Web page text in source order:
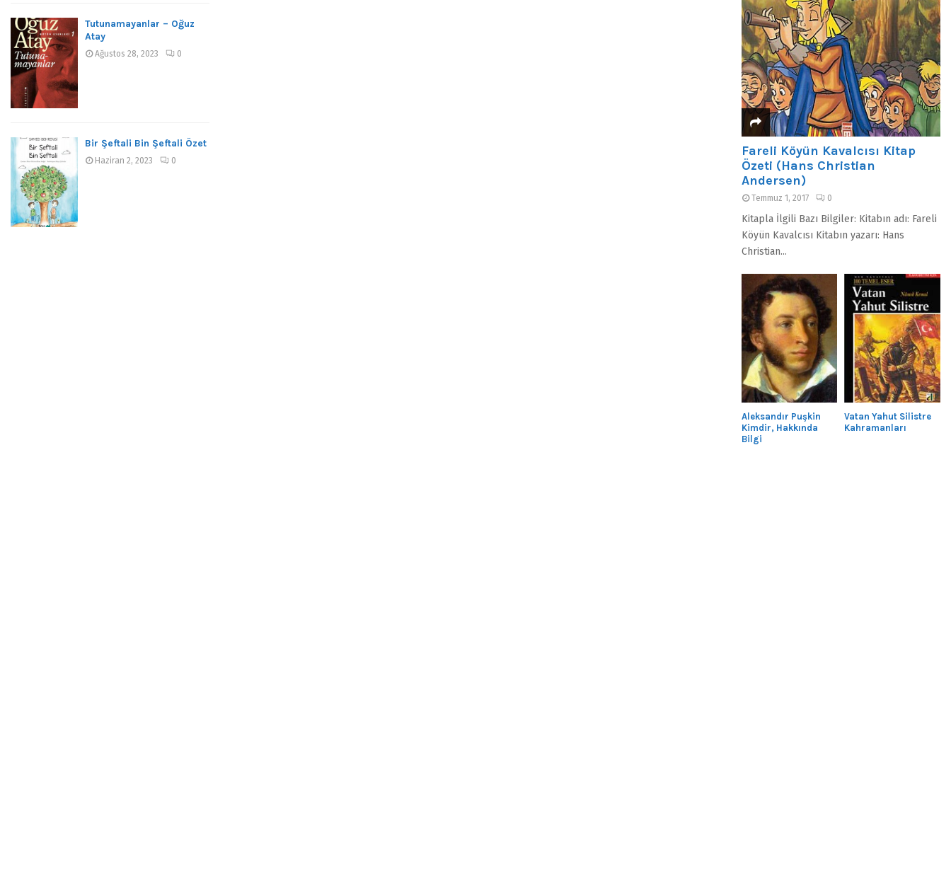
Tutunamayanlar – Oğuz
Atay
Ağustos 28, 2023 0
Bir Şeftali Bin Şeftali Özet
Haziran 2, 2023 0
Fareli Köyün Kavalcısı Kitap
Özeti (Hans Christian
Andersen)
Temmuz 1, 2017 0
Kitapla İlgili Bazı Bilgiler: Kitabın adı: Fareli
Köyün Kavalcısı Kitabın yazarı: Hans
Christian...
Aleksandır Puşkin
Kimdir, Hakkında
Bilgi
Vatan Yahut Silistre
Kahramanları